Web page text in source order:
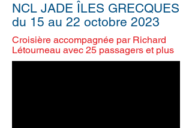
NCL JADE ÎLES GRECQUES
du 15 au 22 octobre 2023
Croisière accompagnée par Richard
Létourneau avec 25 passagers et plus